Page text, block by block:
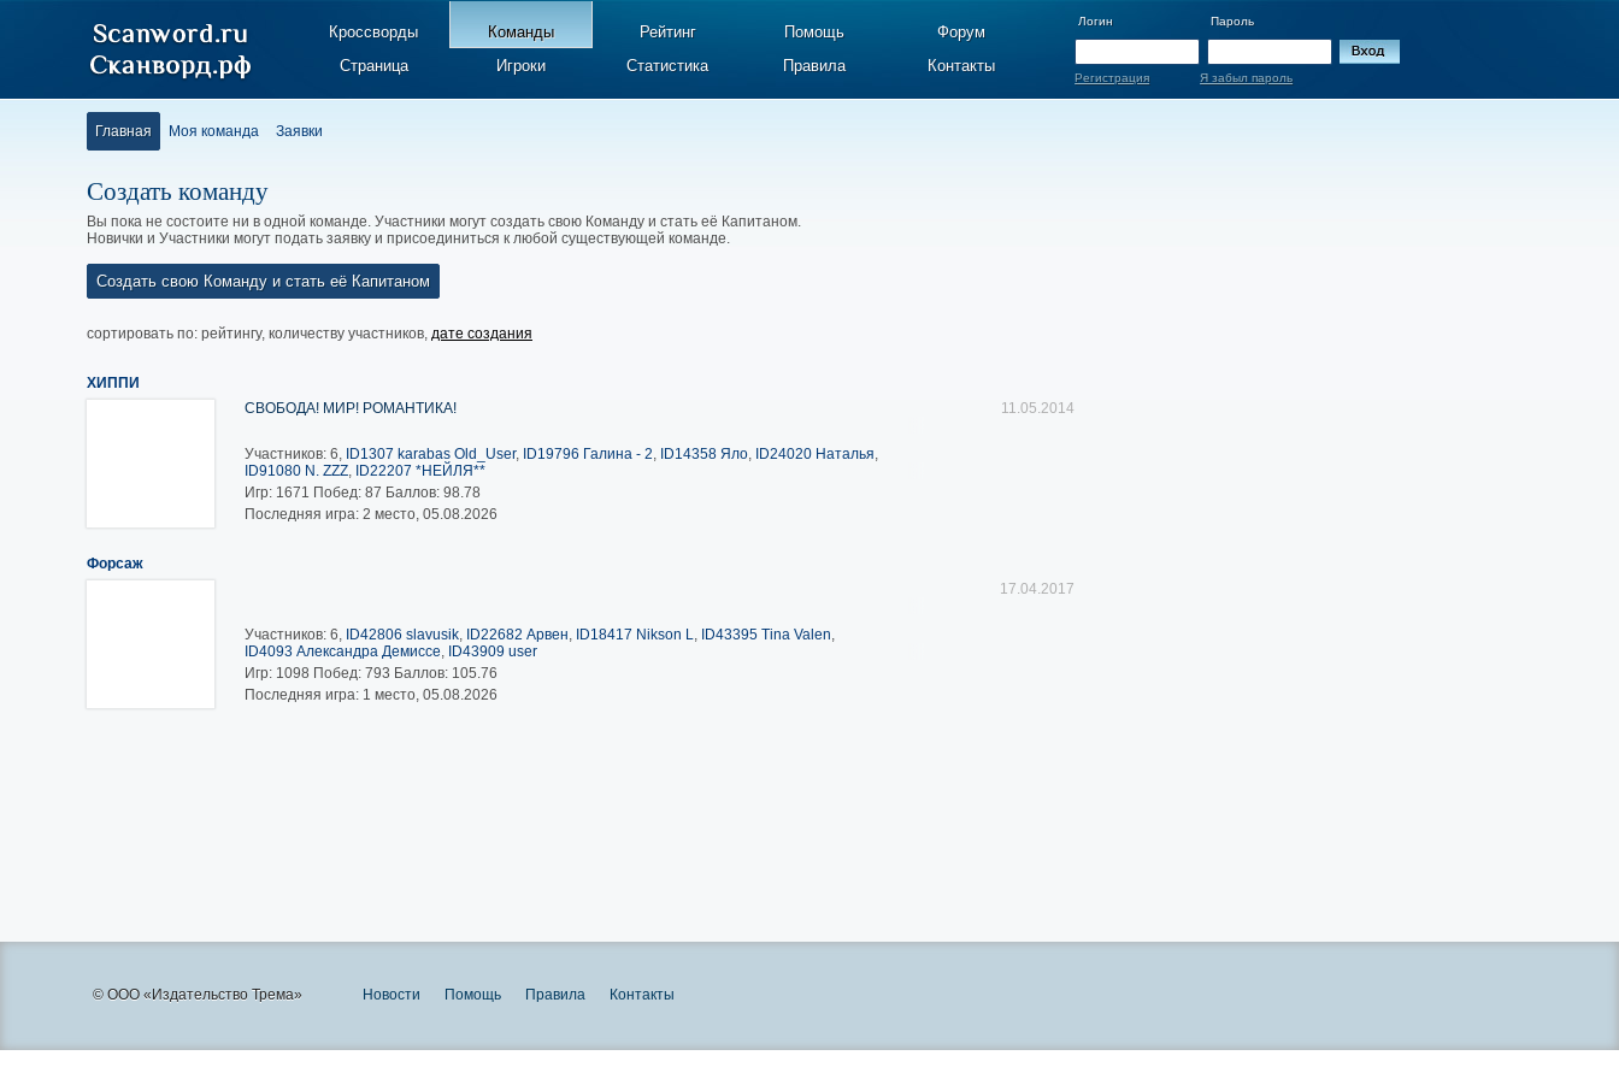
Кроссворды Команды Рейтинг Помощь
Форум
Страница
Игроки Статистика Правила Контакты
Логин Пароль
Регистрация Я забыл пароль
Главная Моя команда Заявки
Создать команду
Вы пока не состоите ни в одной команде. Участники могут создать свою Команду и стать её Капитаном.
Новички и Участники могут подать заявку и присоединиться к любой существующей команде.
Создать свою Команду и стать её Капитаном
сортировать по: рейтингу, количеству участников, дате создания
ХИППИ
СВОБОДА! МИР! РОМАНТИКА!
Участников: 6, ID1307 karabas Old_User, ID19796 Галина - 2, ID14358 Яло, ID24020 Наталья,
ID91080 N. ZZZ, ID22207 *НЕЙЛЯ**
Игр: 1671 Побед: 87 Баллов: 98.78
Последняя игра: 2 место, 05.08.2026
11.05.2014
Форсаж
Участников: 6, ID42806 slavusik, ID22682 Арвен, ID18417 Nikson L, ID43395 Tina Valen,
ID4093 Александра Демиссе, ID43909 user
Игр: 1098 Побед: 793 Баллов: 105.76
Последняя игра: 1 место, 05.08.2026
17.04.2017
© ООО «Издательство Трема» Новости Помощь Правила Контакты